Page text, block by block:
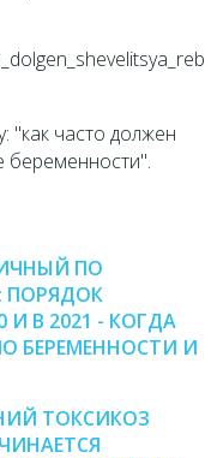
"как часто должен
беременности".
ПО
ПОРЯДОК
И В 2021 - КОГДА
БЕРЕМЕННОСТИ И
ТОКСИКОЗ